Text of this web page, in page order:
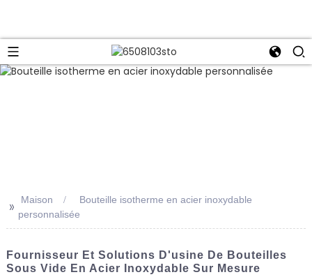
>> Maison
Bouteille isotherme en acier inoxydable
personnalisée
Fournisseur Et Solutions D'usine De Bouteilles
Sous Vide En Acier Inoxydable Sur Mesure